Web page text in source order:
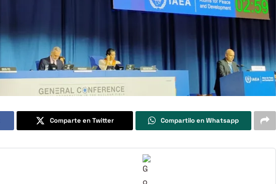
Comparte en Twitter Compartilo en Whatsapp